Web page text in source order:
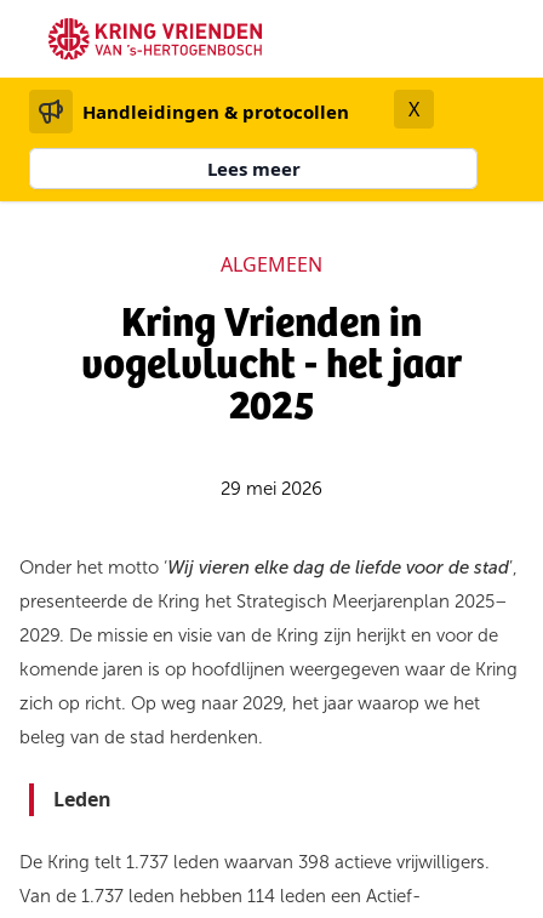
Handleidingen & protocollen X
Lees meer
ALGEMEEN
Kring Vrienden in
vogelvlucht - het jaar
2025
29 mei 2026
Onder het motto ‘Wij vieren elke dag de liefde voor de stad’,
presenteerde de Kring het Strategisch Meerjarenplan 2025–
2029. De missie en visie van de Kring zijn herijkt en voor de
komende jaren is op hoofdlijnen weergegeven waar de Kring
zich op richt. Op weg naar 2029, het jaar waarop we het
beleg van de stad herdenken.
Leden
De Kring telt 1.737 leden waarvan 398 actieve vrijwilligers.
Van de 1.737 leden hebben 114 leden een Actief-